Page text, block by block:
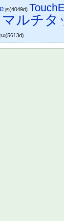
[5](4049d)
マルチタ
[14](5613d)